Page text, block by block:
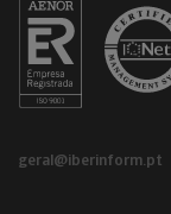
geral@iberinform.pt